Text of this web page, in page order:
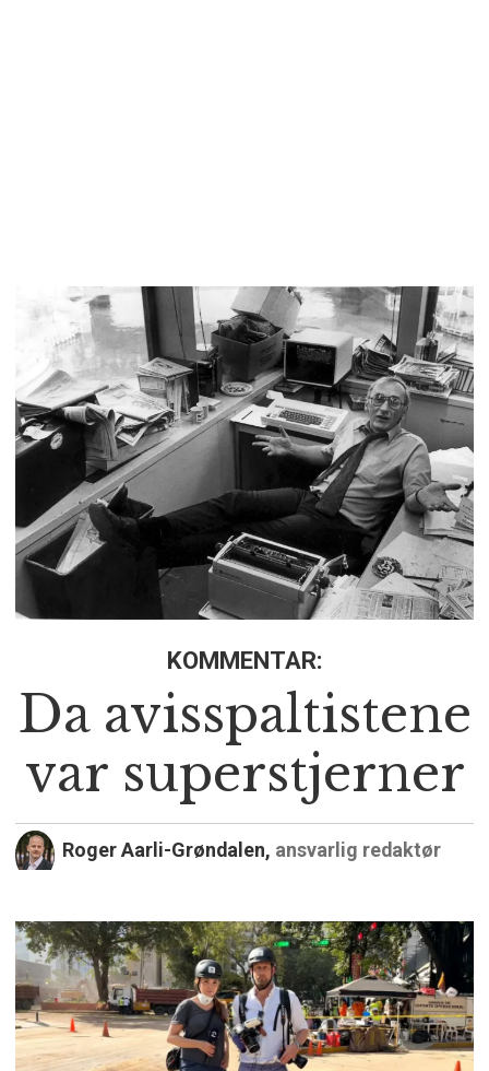
KOMMENTAR:
Da avisspaltistene
var superstjerner
Roger Aarli-Grøndalen, ansvarlig redaktør